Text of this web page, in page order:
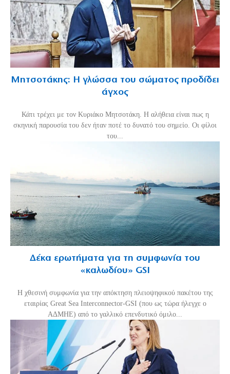
Μητσοτάκης: Η γλώσσα του σώματος προδίδει
άγχος
Κάτι τρέχει με τον Κυριάκο Μητσοτάκη. Η αλήθεια είναι πως η
σκηνική παρουσία του δεν ήταν ποτέ το δυνατό του σημείο. Οι φίλοι
του...
Δέκα ερωτήματα για τη συμφωνία του
«καλωδίου» GSI
Η χθεσινή συμφωνία για την απόκτηση πλειοψηφικού πακέτου της
εταιρίας Great Sea Interconnector-GSI (που ως τώρα ήλεγχε ο
ΑΔΜΗΕ) από το γαλλικό επενδυτικό όμιλο...